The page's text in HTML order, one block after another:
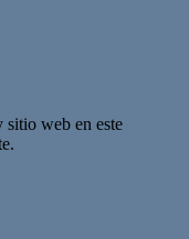
sitio web en este